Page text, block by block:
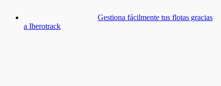
Gestiona fácilmente tus flotas gracias
a Iberotrack